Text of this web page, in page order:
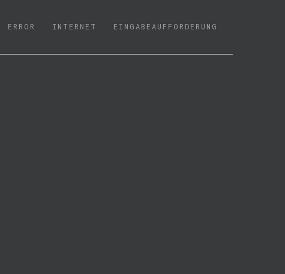
ERROR INTERNET EINGABEAUFFORDERUNG